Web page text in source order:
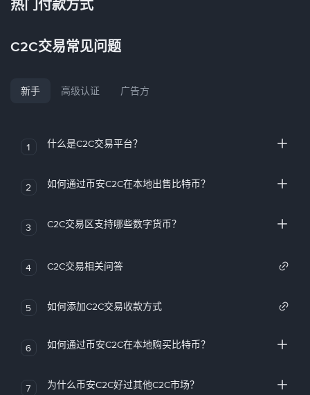
热门付款方式
C2C交易常见问题
新手 高级认证 广告方
1 什么是C2C交易平台？
2 如何通过币安C2C在本地出售比特币？
3 C2C交易区支持哪些数字货币？
4 C2C交易相关问答
5 如何添加C2C交易收款方式
6 如何通过币安C2C在本地购买比特币？
7 为什么币安C2C好过其他C2C市场？